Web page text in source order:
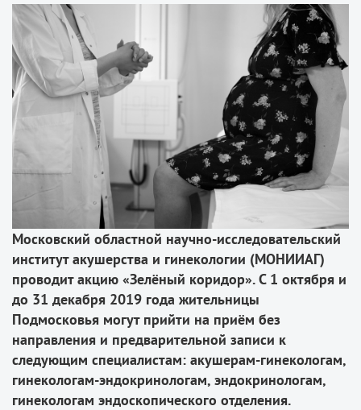
Московский областной научно-исследовательский
институт акушерства и гинекологии (МОНИИАГ)
проводит акцию «Зелёный коридор». С 1 октября и
до 31 декабря 2019 года жительницы
Подмосковья могут прийти на приём без
направления и предварительной записи к
следующим специалистам: акушерам-гинекологам,
гинекологам-эндокринологам, эндокринологам,
гинекологам эндоскопического отделения.